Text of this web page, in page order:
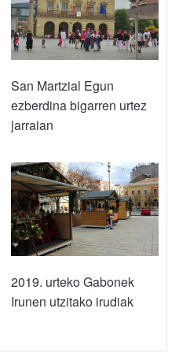
San Martzial Egun
ezberdina bigarren urtez
jarraian
2019. urteko Gabonek
Irunen utzitako irudiak